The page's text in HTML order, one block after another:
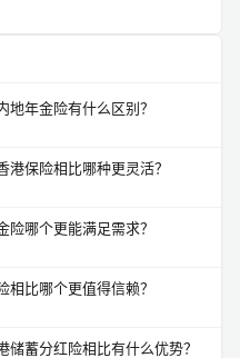
年金险有什么区别？
保险相比哪种更灵活？
哪个更能满足需求？
比哪个更值得信赖？
蓄分红险相比有什么优势？